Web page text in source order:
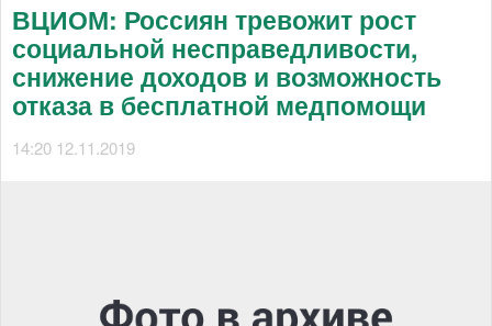
ВЦИОМ: Россиян тревожит рост
социальной несправедливости,
снижение доходов и возможность
отказа в бесплатной медпомощи
14:20 12.11.2019